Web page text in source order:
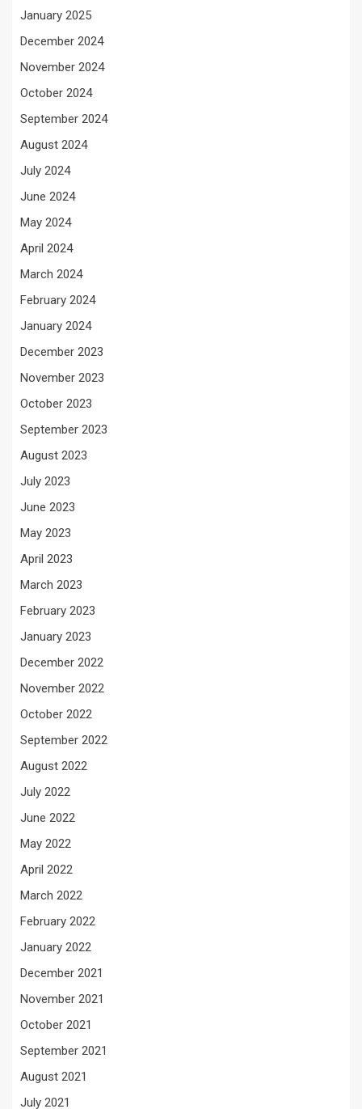
January 2025
December 2024
November 2024
October 2024
September 2024
August 2024
July 2024
June 2024
May 2024
April 2024
March 2024
February 2024
January 2024
December 2023
November 2023
October 2023
September 2023
August 2023
July 2023
June 2023
May 2023
April 2023
March 2023
February 2023
January 2023
December 2022
November 2022
October 2022
September 2022
August 2022
July 2022
June 2022
May 2022
April 2022
March 2022
February 2022
January 2022
December 2021
November 2021
October 2021
September 2021
August 2021
July 2021